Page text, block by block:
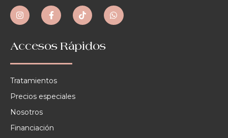
Accesos Rápidos
Tratamientos
Precios especiales
Nosotros
Financiación